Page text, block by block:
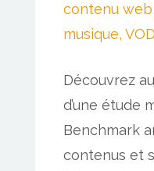
contenu web,
musique, VOD
Découvrez
d’une étude
Benchmark
contenus et